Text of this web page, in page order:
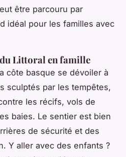
être parcouru par
idéal pour les familles avec
Littoral en famille
côte basque se dévoiler à
sculptés par les tempêtes,
les récifs, vols de
baies. Le sentier est bien
de sécurité et des
Y aller avec des enfants ?